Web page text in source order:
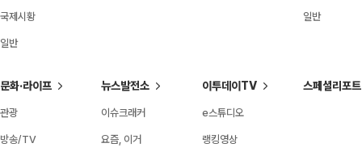
국제시황
일반
일반
문화·라이프
관광
방송/TV
뉴스발전소
이슈크래커
요즘, 이거
이투데이TV
e스튜디오
랭킹영상
스페셜리포트